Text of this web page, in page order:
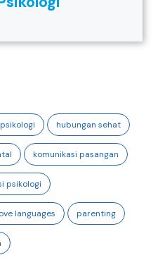
hubungan sehat
komunikasi pasangan
psikologi
languages parenting